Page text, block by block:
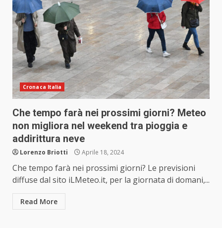
Cronaca Italia
Che tempo farà nei prossimi giorni? Meteo
non migliora nel weekend tra pioggia e
addirittura neve
Lorenzo Briotti Aprile 18, 2024
Che tempo farà nei prossimi giorni? Le previsioni
diffuse dal sito iLMeteo.it, per la giornata di domani,...
Read More